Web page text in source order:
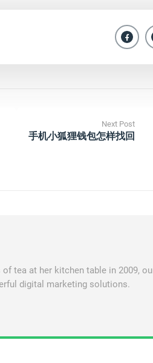
Next Post
手机小狐狸钱包怎样找回
of tea at her kitchen table in 2009,
digital marketing solutions.